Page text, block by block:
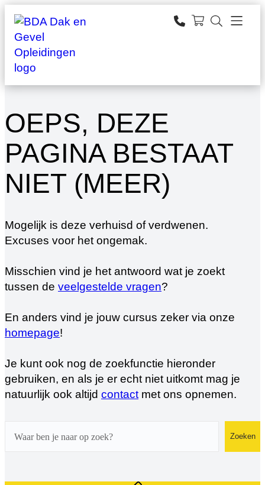
Ga
naar
de
inhoud
OEPS, DEZE
PAGINA BESTAAT
NIET (MEER)
Mogelijk is deze verhuisd of verdwenen.
Excuses voor het ongemak.
Misschien vind je het antwoord wat je zoekt
tussen de veelgestelde vragen?
En anders vind je jouw cursus zeker via onze
homepage!
Je kunt ook nog de zoekfunctie hieronder
gebruiken, en als je er echt niet uitkomt mag je
natuurlijk ook altijd contact met ons opnemen.
Zoeken